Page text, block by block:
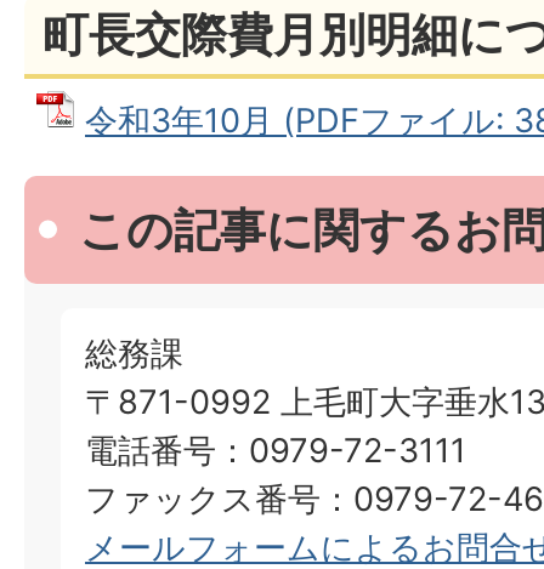
町長交際費月別明細に
令和3年10月 (PDFファイル:
この記事に関するお
総務課
〒871-0992 上毛町大字垂水
電話番号：0979-72-3111
ファックス番号：0979-72-
メールフォームによるお問合